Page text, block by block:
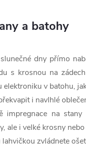
a batohy
slunečné dny přímo
s krosnou na
elektroniku v batohu,
i navlhlé
impregnace na
ale i velké krosny
lahvičkou zvládnete